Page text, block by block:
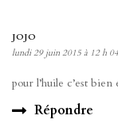
JOJO
lundi 29 juin 2015 à 12 h
pour l’huile c’est
Répondre